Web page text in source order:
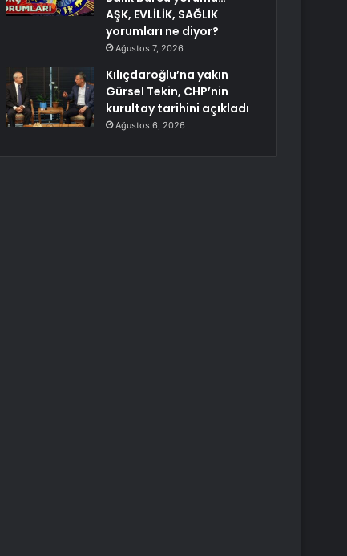
AŞK, EVLİLİK, SAĞLIK
yorumları ne diyor?
Ağustos 7, 2026
Kılıçdaroğlu’na yakın
Gürsel Tekin, CHP’nin
kurultay tarihini açıkladı
Ağustos 6, 2026